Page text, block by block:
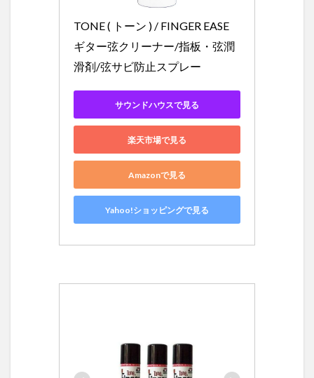
TONE ( トーン ) / FINGER EASE
ギター弦クリーナー/指板・弦潤
滑剤/弦サビ防止スプレー
サウンドハウスで見る
楽天市場で見る
Amazonで見る
Yahoo!ショッピングで見る